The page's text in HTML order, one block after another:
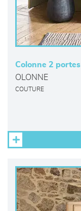
Colonne 2 portes
OLONNE
COUTURE